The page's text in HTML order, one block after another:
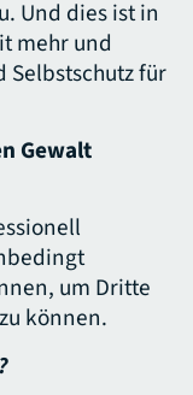
Und dies ist in
mehr und
Selbstschutz für
Gewalt
um Dritte
können.